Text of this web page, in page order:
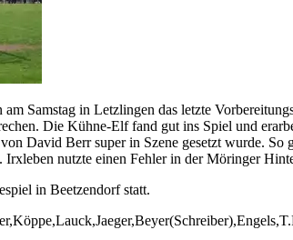
Samstag in Letzlingen das letzte
Die Kühne-Elf fand gut ins Spiel und
David Berr super in Szene gesetzt wurde. So
nutzte einen Fehler in der Möringer
in Beetzendorf statt.